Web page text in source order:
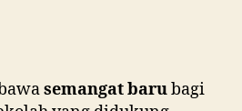
semangat barubagi